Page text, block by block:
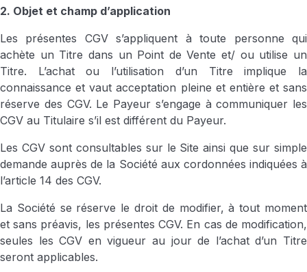
2. Objet et champ d’application
Les présentes CGV s’appliquent à toute personne qui
achète un Titre dans un Point de Vente et/ ou utilise un
Titre. L’achat ou l’utilisation d’un Titre implique la
connaissance et vaut acceptation pleine et entière et sans
réserve des CGV. Le Payeur s’engage à communiquer les
CGV au Titulaire s’il est différent du Payeur.
Les CGV sont consultables sur le Site ainsi que sur simple
demande auprès de la Société aux cordonnées indiquées à
l’article 14 des CGV.
La Société se réserve le droit de modifier, à tout moment
et sans préavis, les présentes CGV. En cas de modification,
seules les CGV en vigueur au jour de l’achat d’un Titre
seront applicables.